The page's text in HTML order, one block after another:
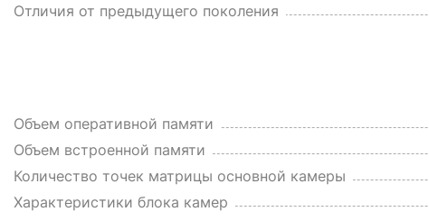
Отличия от предыдущего поколения
Объем оперативной памяти
Объем встроенной памяти
Количество точек матрицы основной камеры
Характеристики блока камер